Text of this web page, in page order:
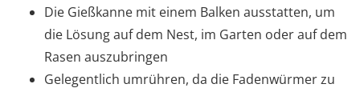
Die Gießkanne mit einem Balken ausstatten, um
die Lösung auf dem Nest, im Garten oder auf dem
Rasen auszubringen
Gelegentlich umrühren, da die Fadenwürmer zu